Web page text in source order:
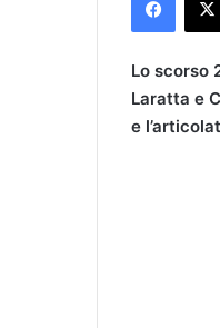
Lo scorso
Laratta e
e